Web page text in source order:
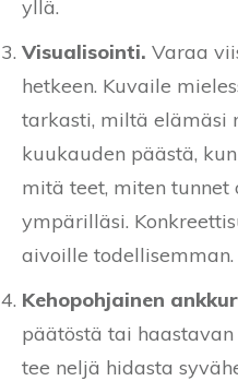
yllä.
Visualisointi. Varaa
hetkeen. Kuvaile
tarkasti, miltä elämäsi
kuukauden päästä,
mitä teet, miten tunnet
ympärilläsi.
aivoille todellisemman.
Kehopohjainen
päätöstä tai
tee neljä hidasta